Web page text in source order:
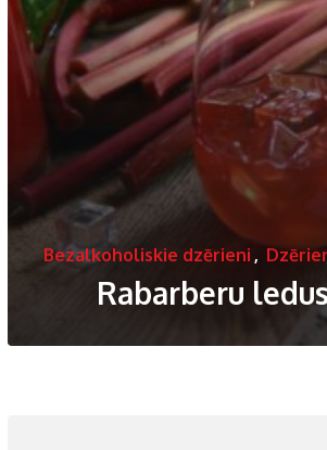
Bezalkoholiskie dzērieni ,
Rabarberu